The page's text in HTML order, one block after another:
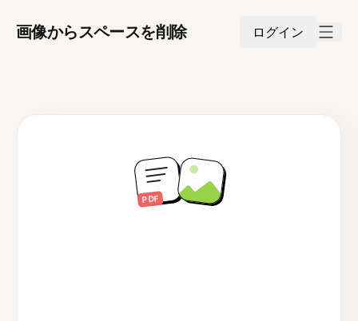
画像からスペースを削除 ログイン